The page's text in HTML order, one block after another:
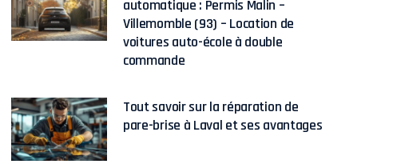
automatique : Permis Malin –
Villemomble (93) – Location de
voitures auto-école à double
commande
Tout savoir sur la réparation de
pare-brise à Laval et ses avantages